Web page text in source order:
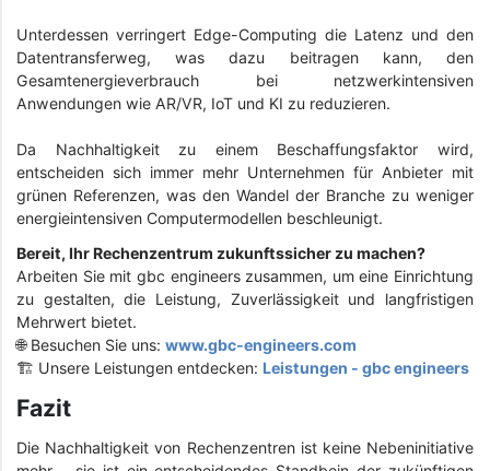
Unterdessen verringert Edge-Computing die Latenz und den
Datentransferweg, was dazu beitragen kann, den
Gesamtenergieverbrauch bei netzwerkintensiven
Anwendungen wie AR/VR, IoT und KI zu reduzieren.
Da Nachhaltigkeit zu einem Beschaffungsfaktor wird,
entscheiden sich immer mehr Unternehmen für Anbieter mit
grünen Referenzen, was den Wandel der Branche zu weniger
energieintensiven Computermodellen beschleunigt.
Bereit, Ihr Rechenzentrum zukunftssicher zu machen?
Arbeiten Sie mit gbc engineers zusammen, um eine Einrichtung
zu gestalten, die Leistung, Zuverlässigkeit und langfristigen
Mehrwert bietet.
🌐 Besuchen Sie uns: www.gbc-engineers.com
🏗️ Unsere Leistungen entdecken: Leistungen - gbc engineers
Fazit
Die Nachhaltigkeit von Rechenzentren ist keine Nebeninitiative